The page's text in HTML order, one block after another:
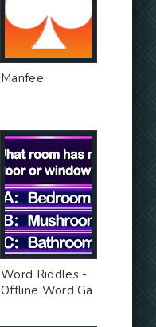
Manfee
Word Riddles -
Offline Word Ga